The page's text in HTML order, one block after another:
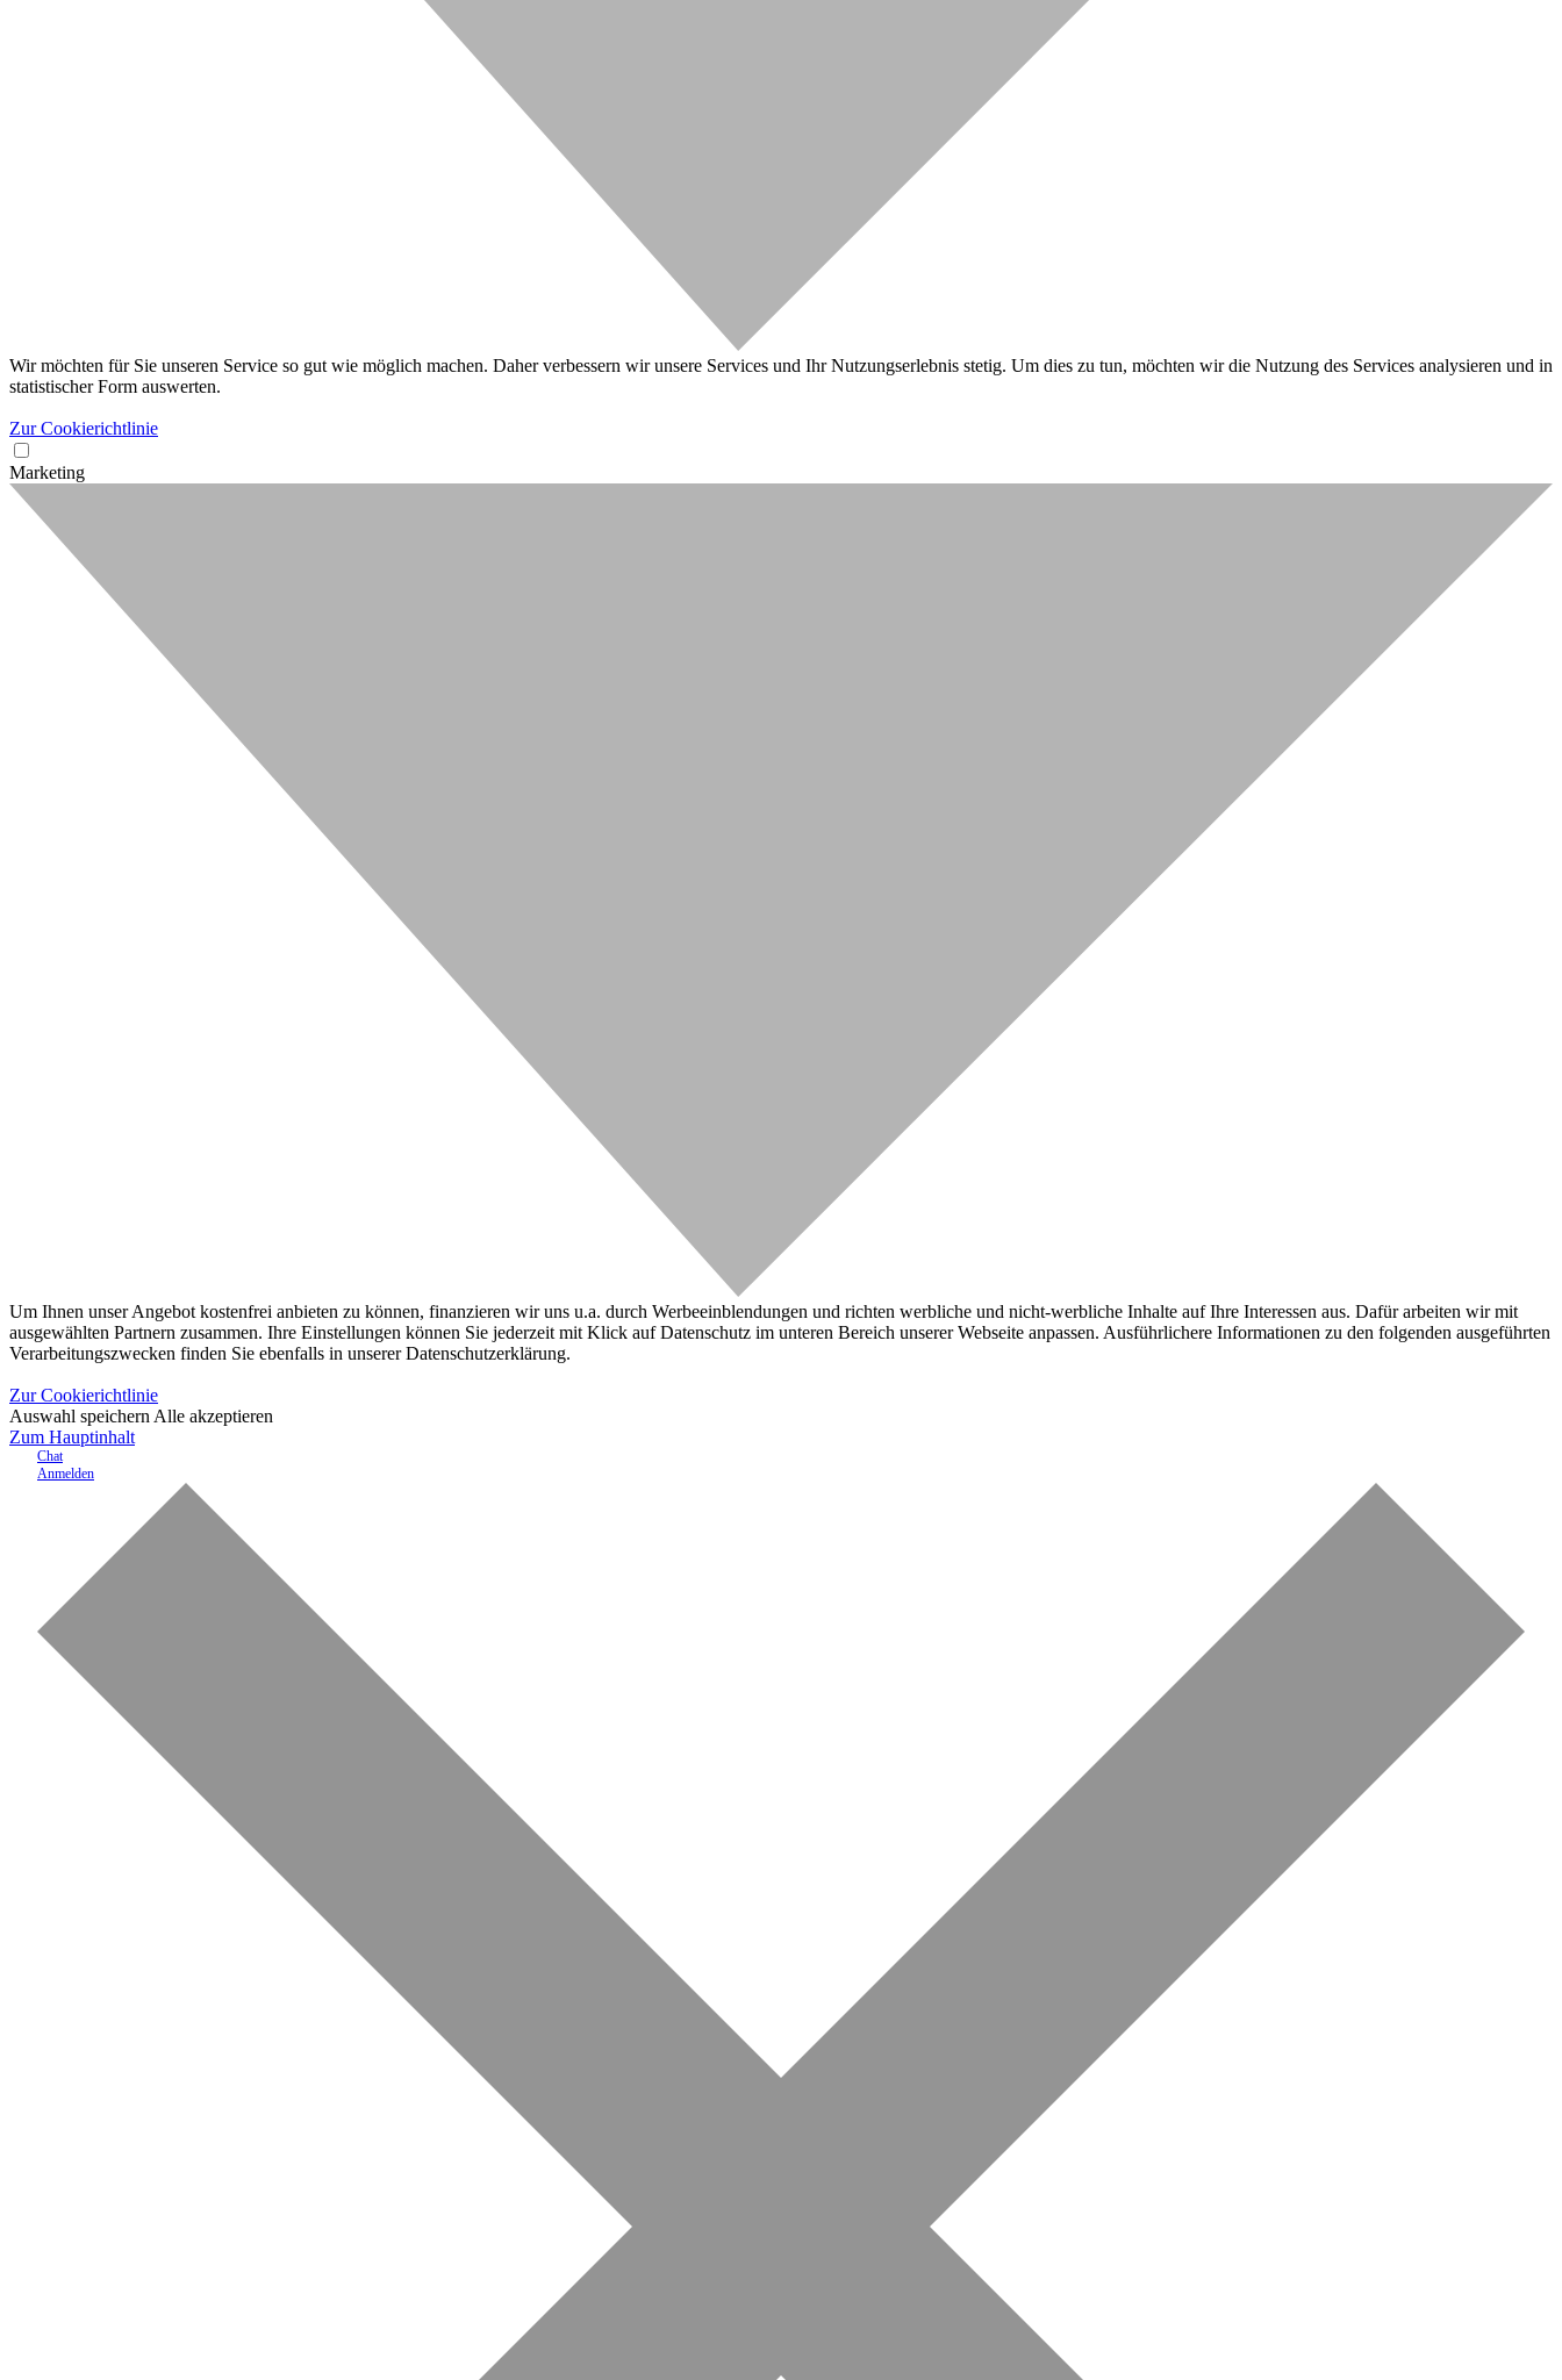
Wir möchten für Sie unseren Service so gut wie möglich machen. Daher verbessern wir unsere Services und Ihr Nutzungserlebnis stetig. Um dies zu tun, möchten wir die Nutzung des Services analysieren und in
statistischer Form auswerten.
Zur Cookierichtlinie
Marketing
Um Ihnen unser Angebot kostenfrei anbieten zu können, finanzieren wir uns u.a. durch Werbeeinblendungen und richten werbliche und nicht-werbliche Inhalte auf Ihre Interessen aus. Dafür arbeiten wir mit
ausgewählten Partnern zusammen. Ihre Einstellungen können Sie jederzeit mit Klick auf Datenschutz im unteren Bereich unserer Webseite anpassen. Ausführlichere Informationen zu den folgenden ausgeführten
Verarbeitungszwecken finden Sie ebenfalls in unserer Datenschutzerklärung.
Zur Cookierichtlinie
Auswahl speichern Alle akzeptieren
Zum Hauptinhalt
Chat
Anmelden